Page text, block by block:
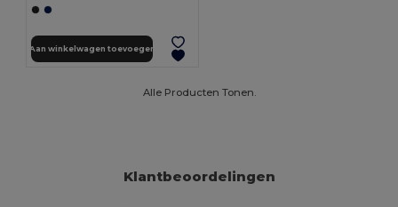
Aan winkelwagen toevoegen
Alle Producten Tonen.
Klantbeoordelingen